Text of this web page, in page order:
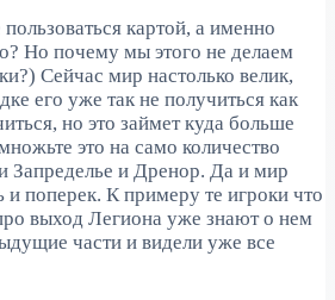
картой, а именно
Но почему мы этого не делаем
Сейчас мир настолько велик,
его уже так не получиться как
но это займет куда больше
это на само количество
Запределье и Дренор. Да и мир
и поперек. К примеру те игроки что
выход Легиона уже знают о нем
части и видели уже все